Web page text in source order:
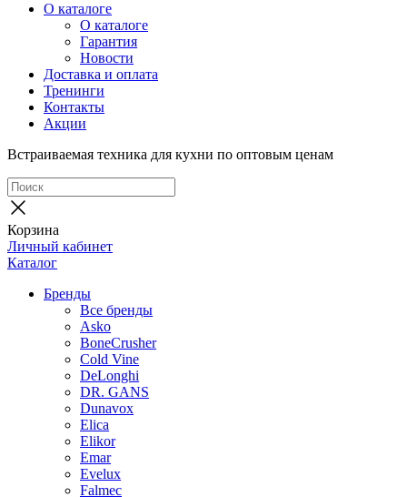
О каталоге
О каталоге
Гарантия
Новости
Доставка и оплата
Тренинги
Контакты
Акции
Встраиваемая техника для кухни по оптовым ценам
Корзина
Личный кабинет
Каталог
Бренды
Все бренды
Asko
BoneCrusher
Cold Vine
DeLonghi
DR. GANS
Dunavox
Elica
Elikor
Emar
Evelux
Falmec